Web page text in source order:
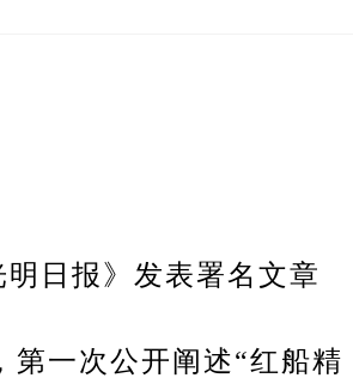
日报》发表署名文章
第一次公开阐述“红船精